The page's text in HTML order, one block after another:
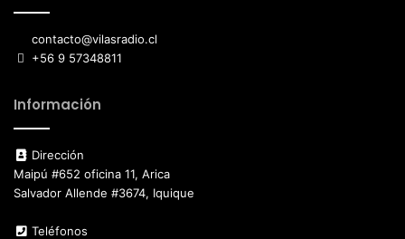
contacto@vilasradio.cl
+56 9 57348811
Información
Dirección
Maipú #652 oficina 11, Arica
Salvador Allende #3674, Iquique
Teléfonos